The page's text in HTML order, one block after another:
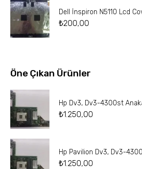
Dell İnspiron N5110 Lcd
₺200,00
Öne Çıkan Ürünler
Hp Dv3, Dv3-4300st
₺1.250,00
Hp Pavilion Dv3, Dv3-
₺1.250,00